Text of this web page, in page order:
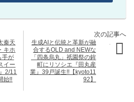
秦天
キホ
手が
イー
2/11
始!!
生成AIと伝統と革新が融
合するOLD and NEWな
「四条烏丸」祇園祭の鉾
町にリソシエ『田丸産
業』39戸誕生!!【kyoto11
92】